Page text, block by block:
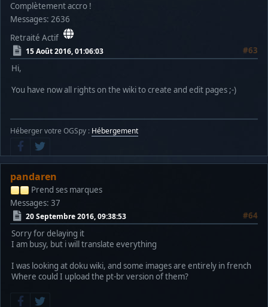
Complètement accro !
Messages: 2636
Retraité Actif
15 Août 2016, 01:06:03
#63
Hi,
You have now all rights on the wiki to create and edit pages ;-)
Héberger votre OGSpy : Hébergement
pandaren
Prend ses marques
Messages: 37
20 Septembre 2016, 09:38:53
#64
Sorry for delaying it
I am busy, but i will translate everything
I was looking at doku wiki, and some images are entirely in french
Where could I upload the pt-br version of them?